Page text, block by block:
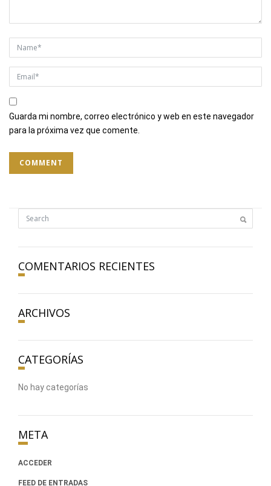
Guarda mi nombre, correo electrónico y web en este navegador
para la próxima vez que comente.
COMENTARIOS RECIENTES
ARCHIVOS
CATEGORÍAS
No hay categorías
META
ACCEDER
FEED DE ENTRADAS